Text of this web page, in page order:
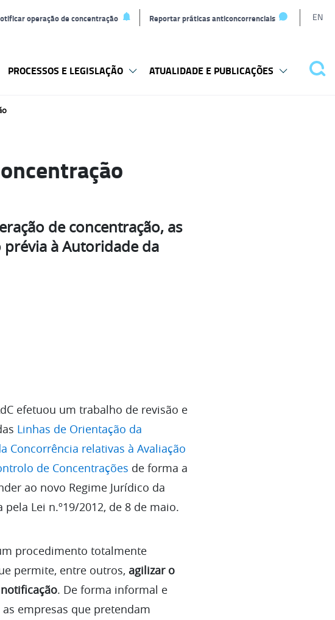
operação de concentração Reportar práticas anticoncorrenciais EN
PROCESSOS E LEGISLAÇÃO ATUALIDADE E PUBLICAÇÕES
de concentração, as
à Autoridade da
efetuou um trabalho de revisão e
Linhas de Orientação da
Concorrência relativas à Avaliação
de Concentrações de forma a
ao novo Regime Jurídico da
pela Lei n.º19/2012, de 8 de maio.
procedimento totalmente
permite, entre outros, agilizar o
. De forma informal e
empresas que pretendam